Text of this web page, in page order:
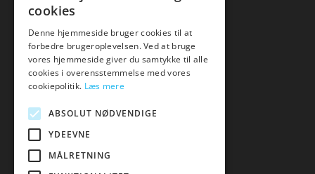
Tlf: 7876 8672
Mail: hej@amare.dk
cookies
Denne hjemmeside bruger cookies til at
forbedre brugeroplevelsen. Ved at bruge
vores hjemmeside giver du samtykke til alle
cookies i overensstemmelse med vores
cookiepolitik. Læs mere
ABSOLUT NØDVENDIGE
YDEEVNE
MÅLRETNING